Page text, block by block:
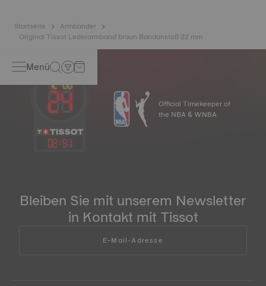
Startseite
Armbänder
Original Tissot Lederarmband braun Bandanstoß 22 mm
Menü
02:51
Official Timekeeper of
the NBA & WNBA
Bleiben Sie mit unserem Newsletter
in Kontakt mit Tissot
E-Mail-Adresse